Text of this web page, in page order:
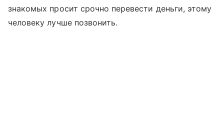
знакомых просит срочно перевести деньги, этому
человеку лучше позвонить.